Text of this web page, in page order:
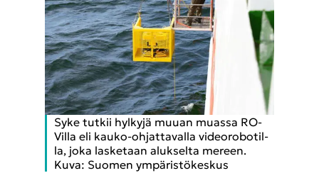
Syke tut­kii hyl­ky­jä muuan muas­sa RO­
Vil­la eli kauko-​ohjattavalla vi­deo­ro­bo­til­
la, joka las­ke­taan aluk­sel­ta me­reen.
Kuva: Suo­men ym­pä­ris­tö­kes­kus